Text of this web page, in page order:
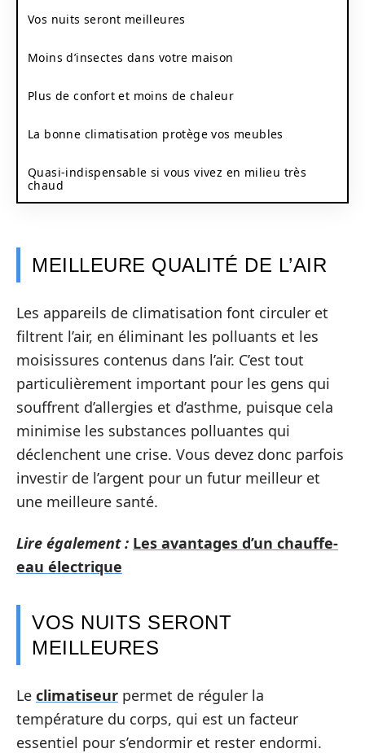
Vos nuits seront meilleures
Moins d’insectes dans votre maison
Plus de confort et moins de chaleur
La bonne climatisation protège vos meubles
Quasi-indispensable si vous vivez en milieu très
chaud
MEILLEURE QUALITÉ DE L’AIR
Les appareils de climatisation font circuler et
filtrent l’air, en éliminant les polluants et les
moisissures contenus dans l’air. C’est tout
particulièrement important pour les gens qui
souffrent d’allergies et d’asthme, puisque cela
minimise les substances polluantes qui
déclenchent une crise. Vous devez donc parfois
investir de l’argent pour un futur meilleur et
une meilleure santé.
Lire également : Les avantages d’un chauffe-
eau électrique
VOS NUITS SERONT
MEILLEURES
Le climatiseur permet de réguler la
température du corps, qui est un facteur
essentiel pour s’endormir et rester endormi.